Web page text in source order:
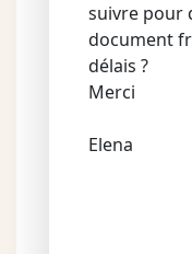
suivre pour
document
délais ?
Merci
Elena